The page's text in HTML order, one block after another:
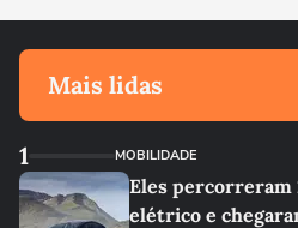
Mais lidas
1 MOBILIDADE
Eles percorreram
elétrico e